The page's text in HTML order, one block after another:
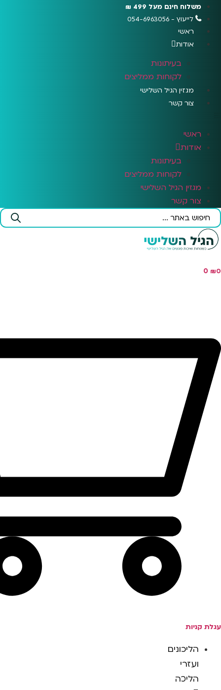
לתוכן
משלוח חינם מעל 499 ₪
לייעוץ - 054-6963056
ראשי
אודות
בעיתונות
לקוחות ממליצים
מגזין הגיל השלישי
צור קשר
ראשי
אודות
בעיתונות
לקוחות ממליצים
מגזין הגיל השלישי
צור קשר
Search
...
₪0
0
עגלת קניות
הליכונים
ועזרי
הליכה